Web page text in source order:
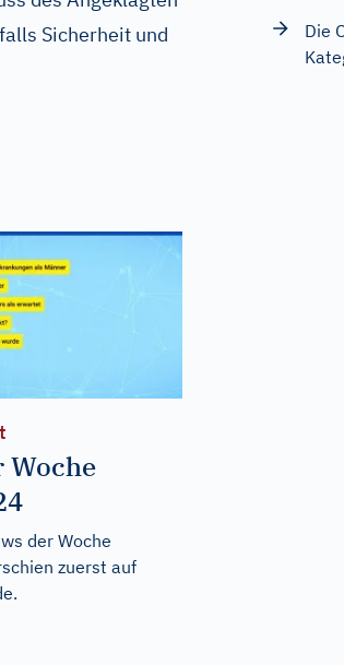
Sicherheit und
Woche
der Woche
zuerst auf
.
Die